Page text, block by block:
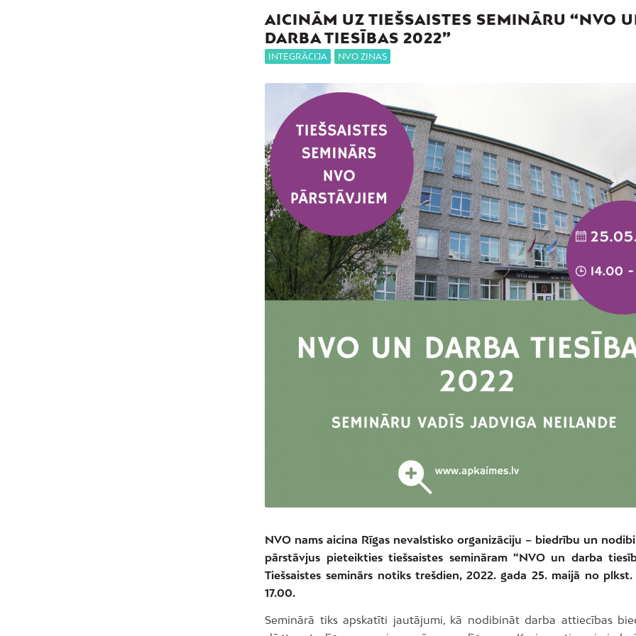
AICINĀM UZ TIEŠSAISTES SEMINĀRU “NVO
DARBA TIESĪBAS 2022”
INTEGRĀCIJA , NVO ZIŅAS
NVO nams aicina Rīgas nevalstisko organizāciju – biedrību un
pārstāvjus pieteikties tiešsaistes semināram “NVO un darba
Tiešsaistes seminārs notiks trešdien, 2022. gada 25. maijā no
17.00.
Seminārā tiks apskatīti jautājumi, kā nodibināt darba attiecības